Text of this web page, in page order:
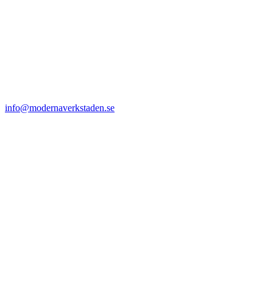
info@modernaverkstaden.se